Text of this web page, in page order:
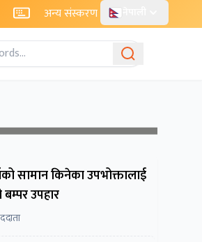
अन्य संस्करण
सामान किनेका उपभोक्तालाई
उपहार